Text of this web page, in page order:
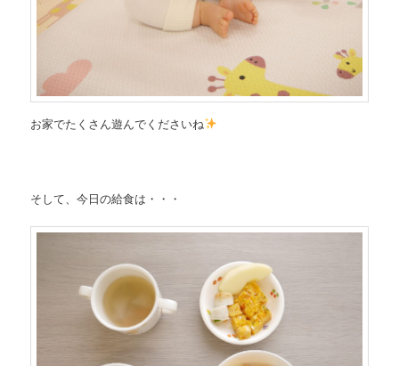
お家でたくさん遊んでくださいね
そして、今日の給食は・・・